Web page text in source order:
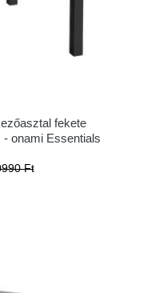
fekete
onami Essentials
Ft